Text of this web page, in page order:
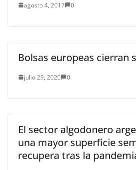
agosto 4, 2017 0
Bolsas europeas cierran
julio 29, 2020 0
El sector algodonero
una mayor superficie
recupera tras la